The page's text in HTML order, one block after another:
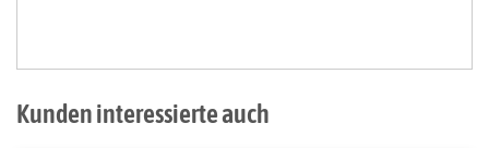
Kunden interessierte auch